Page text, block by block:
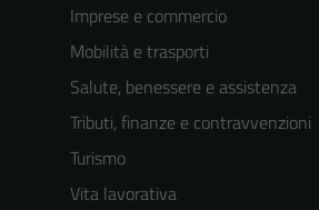
Imprese e commercio
Mobilità e trasporti
Salute, benessere e assistenza
Tributi, finanze e contravvenzioni
Turismo
Vita lavorativa